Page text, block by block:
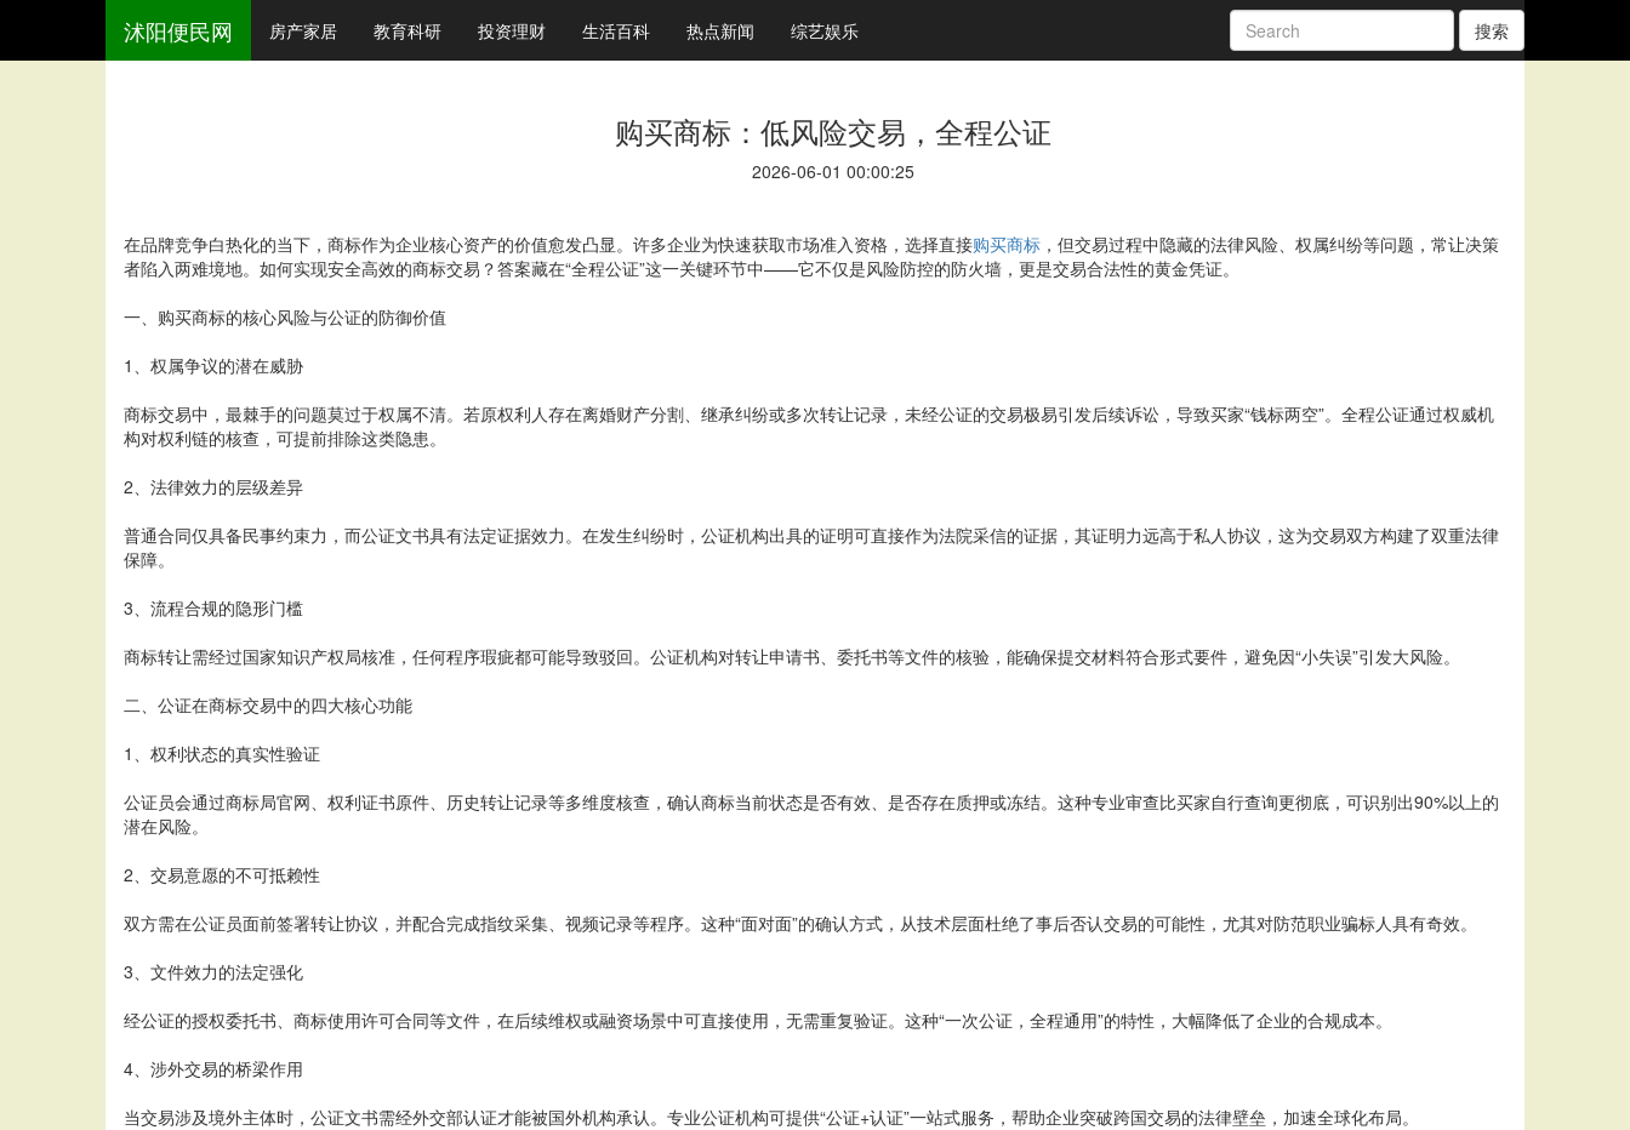
沭阳便民网 房产家居 教育科研 投资理财 生活百科 热点新闻 综艺娱乐 搜索
购买商标：低风险交易，全程公证
2026-06-01 00:00:25
在品牌竞争白热化的当下，商标作为企业核心资产的价值愈发凸显。许多企业为快速获取市场准入资格，选择直接购买商标 ，但交易过程中隐藏的法律风险、权属纠纷等问题，常让决策
者陷入两难境地。如何实现安全高效的商标交易？答案藏在“全程公证”这一关键环节中——它不仅是风险防控的防火墙，更是交易合法性的黄金凭证。
一、购买商标的核心风险与公证的防御价值
1、权属争议的潜在威胁
商标交易中，最棘手的问题莫过于权属不清。若原权利人存在离婚财产分割、继承纠纷或多次转让记录，未经公证的交易极易引发后续诉讼，导致买家“钱标两空”。全程公证通过权威机
构对权利链的核查，可提前排除这类隐患。
2、法律效力的层级差异
普通合同仅具备民事约束力，而公证文书具有法定证据效力。在发生纠纷时，公证机构出具的证明可直接作为法院采信的证据，其证明力远高于私人协议，这为交易双方构建了双重法律
保障。
3、流程合规的隐形门槛
商标转让需经过国家知识产权局核准，任何程序瑕疵都可能导致驳回。公证机构对转让申请书、委托书等文件的核验，能确保提交材料符合形式要件，避免因“小失误”引发大风险。
二、公证在商标交易中的四大核心功能
1、权利状态的真实性验证
公证员会通过商标局官网、权利证书原件、历史转让记录等多维度核查，确认商标当前状态是否有效、是否存在质押或冻结。这种专业审查比买家自行查询更彻底，可识别出90%以上的
潜在风险。
2、交易意愿的不可抵赖性
双方需在公证员面前签署转让协议，并配合完成指纹采集、视频记录等程序。这种“面对面”的确认方式，从技术层面杜绝了事后否认交易的可能性，尤其对防范职业骗标人具有奇效。
3、文件效力的法定强化
经公证的授权委托书、商标使用许可合同等文件，在后续维权或融资场景中可直接使用，无需重复验证。这种“一次公证，全程通用”的特性，大幅降低了企业的合规成本。
4、涉外交易的桥梁作用
当交易涉及境外主体时，公证文书需经外交部认证才能被国外机构承认。专业公证机构可提供“公证+认证”一站式服务，帮助企业突破跨国交易的法律壁垒，加速全球化布局。